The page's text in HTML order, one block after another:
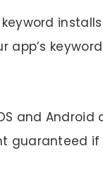
app’s
and Android
guaranteed